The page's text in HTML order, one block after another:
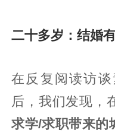
二十多岁：结婚
在反复阅读访
后，我们发现，
求学/求职带来的